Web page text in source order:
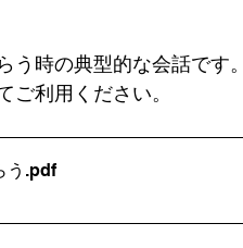
んのアメリカ生活
時の典型的な会話です。
利用ください。
う .pdf